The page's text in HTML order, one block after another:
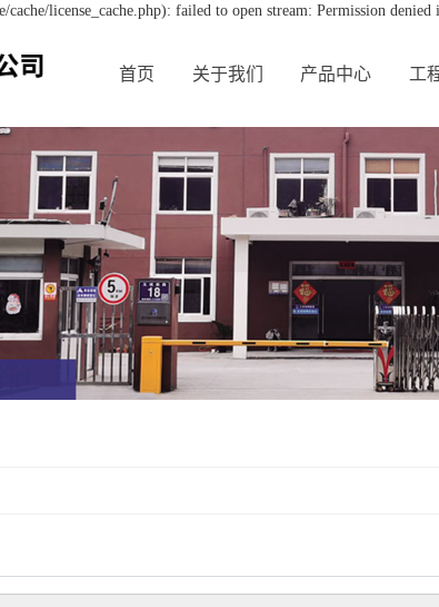
license_cache.php): failed to open stream: Permission
首页 关于我们 产品中心 工